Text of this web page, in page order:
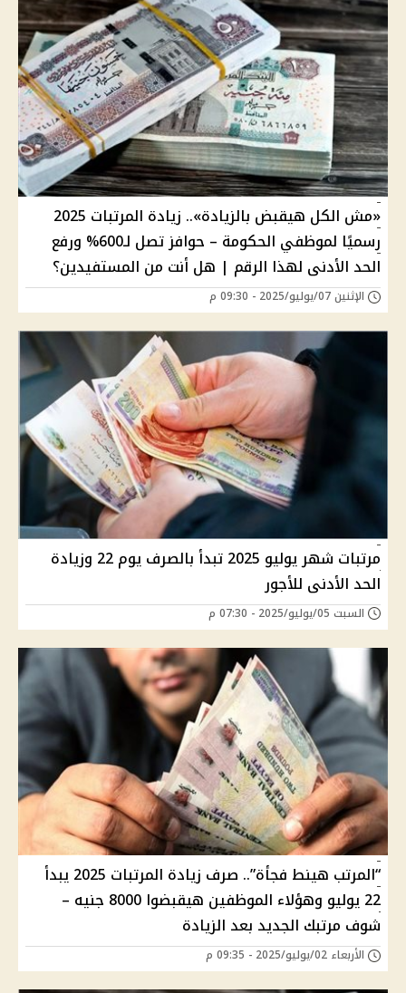
«مش الكل هيقبض بالزيادة».. زيادة المرتبات 2025
رسميًا لموظفي الحكومة – حوافز تصل لـ600% ورفع
الحد الأدنى لهذا الرقم | هل أنت من المستفيدين؟
الإثنين 07/يوليو/2025 - 09:30 م
مرتبات شهر يوليو 2025 تبدأ بالصرف يوم 22 وزيادة
الحد الأدنى للأجور
السبت 05/يوليو/2025 - 07:30 م
“المرتب هينط فجأة”.. صرف زيادة المرتبات 2025 يبدأ
22 يوليو وهؤلاء الموظفين هيقبضوا 8000 جنيه –
شوف مرتبك الجديد بعد الزيادة
الأربعاء 02/يوليو/2025 - 09:35 م